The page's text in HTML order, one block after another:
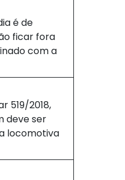
é de
ficar fora
com a
519/2018,
deve ser
locomotiva